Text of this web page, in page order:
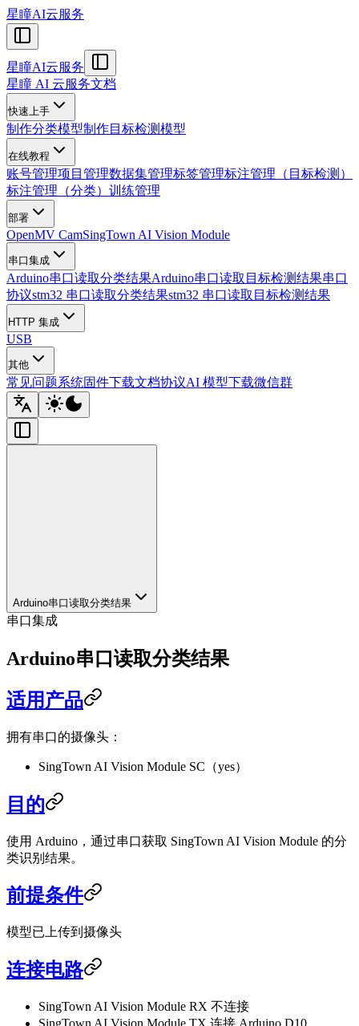
星瞳AI云服务
星瞳AI云服务
星瞳 AI 云服务文档
快速上手
制作分类模型制作目标检测模型
在线教程
账号管理项目管理数据集管理标签管理标注管理（目标检测）
标注管理（分类） 训练管理
部署
OpenMV CamSingTown AI Vision Module
串口集成
Arduino串口读取分类结果Arduino串口读取目标检测结果串口
协议stm32 串口读取分类结果stm32 串口读取目标检测结果
HTTP 集成
USB
其他
常见问题系统固件下载文档协议AI 模型下载微信群
Arduino串口读取分类结果
串口集成
Arduino串口读取分类结果
适用产品
拥有串口的摄像头：
SingTown AI Vision Module SC（yes）
目的
使用 Arduino，通过串口获取 SingTown AI Vision Module 的分
类识别结果。
前提条件
模型已上传到摄像头
连接电路
SingTown AI Vision Module RX 不连接